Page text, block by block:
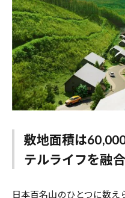
敷地面積は
テルライフを融
日本百名山のひとつに数